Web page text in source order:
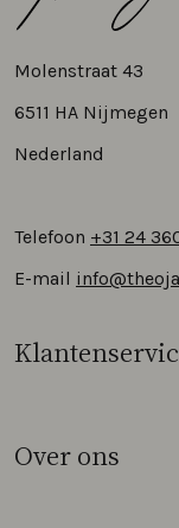
Molenstraat 43
6511 HA Nijmegen
Nederland
Telefoon +31 24
E-mail
Over ons